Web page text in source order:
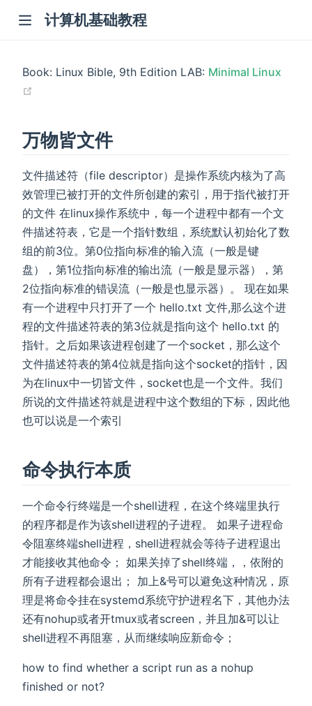
计算机基础教程
Book: Linux Bible, 9th Edition LAB: Minimal Linux
万物皆文件
文件描述符（file descriptor）是操作系统内核为了高
效管理已被打开的文件所创建的索引，用于指代被打开
的文件 在linux操作系统中，每一个进程中都有一个文
件描述符表，它是一个指针数组，系统默认初始化了数
组的前3位。第0位指向标准的输入流（一般是键
盘），第1位指向标准的输出流（一般是显示器），第
2位指向标准的错误流（一般是也显示器）。 现在如果
有一个进程中只打开了一个 hello.txt 文件,那么这个进
程的文件描述符表的第3位就是指向这个 hello.txt 的
指针。之后如果该进程创建了一个socket，那么这个
文件描述符表的第4位就是指向这个socket的指针，因
为在linux中一切皆文件，socket也是一个文件。我们
所说的文件描述符就是进程中这个数组的下标，因此他
也可以说是一个索引
命令执行本质
一个命令行终端是一个shell进程，在这个终端里执行
的程序都是作为该shell进程的子进程。 如果子进程命
令阻塞终端shell进程，shell进程就会等待子进程退出
才能接收其他命令； 如果关掉了shell终端，，依附的
所有子进程都会退出； 加上&号可以避免这种情况，原
理是将命令挂在systemd系统守护进程名下，其他办法
还有nohup或者开tmux或者screen，并且加&可以让
shell进程不再阻塞，从而继续响应新命令；
how to find whether a script run as a nohup
finished or not?